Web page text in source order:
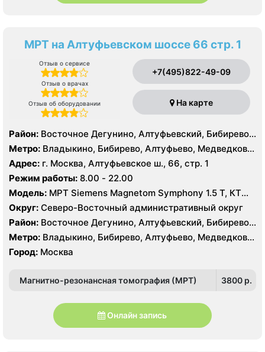
МРТ на Алтуфьевском шоссе 66 стр. 1
Отзыв о сервисе
Отзыв о врачах
Отзыв об оборудовании
+7(495)822-49-09
На карте
Район: Восточное Дегунино, Алтуфьевский, Бибирево,
Лианозово, Лосиноостровский, Отрадное, Свиблово,
Северное Медведково, Южное Медведково,
Ярославский
Метро: Владыкино, Бибирево, Алтуфьево, Медведково,
Окружная, Отрадное, Верхние Лихоборы,
Селигерская, Лианозово
Адрес: г. Москва, Алтуфьевское ш., 66, стр. 1
Режим работы: 8.00 - 22.00
Модель: МРТ Siemens Magnetom Symphony 1.5 Т, КТ
Toshiba Aquilion 16 срезов, УЗИ Toshiba
Округ: Северо-Восточный административный округ
Район: Восточное Дегунино, Алтуфьевский, Бибирево,
Лианозово, Лосиноостровский, Отрадное, Свиблово,
Северное Медведково, Южное Медведково,
Ярославский
Метро: Владыкино, Бибирево, Алтуфьево, Медведково,
Окружная, Отрадное, Верхние Лихоборы,
Селигерская, Лианозово
Город: Москва
Магнитно-резонансная томография (МРТ) 3800 p.
Онлайн запись